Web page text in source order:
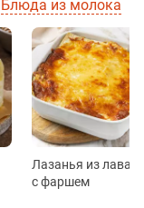
Блюда из молока
Лазанья из
с фаршем